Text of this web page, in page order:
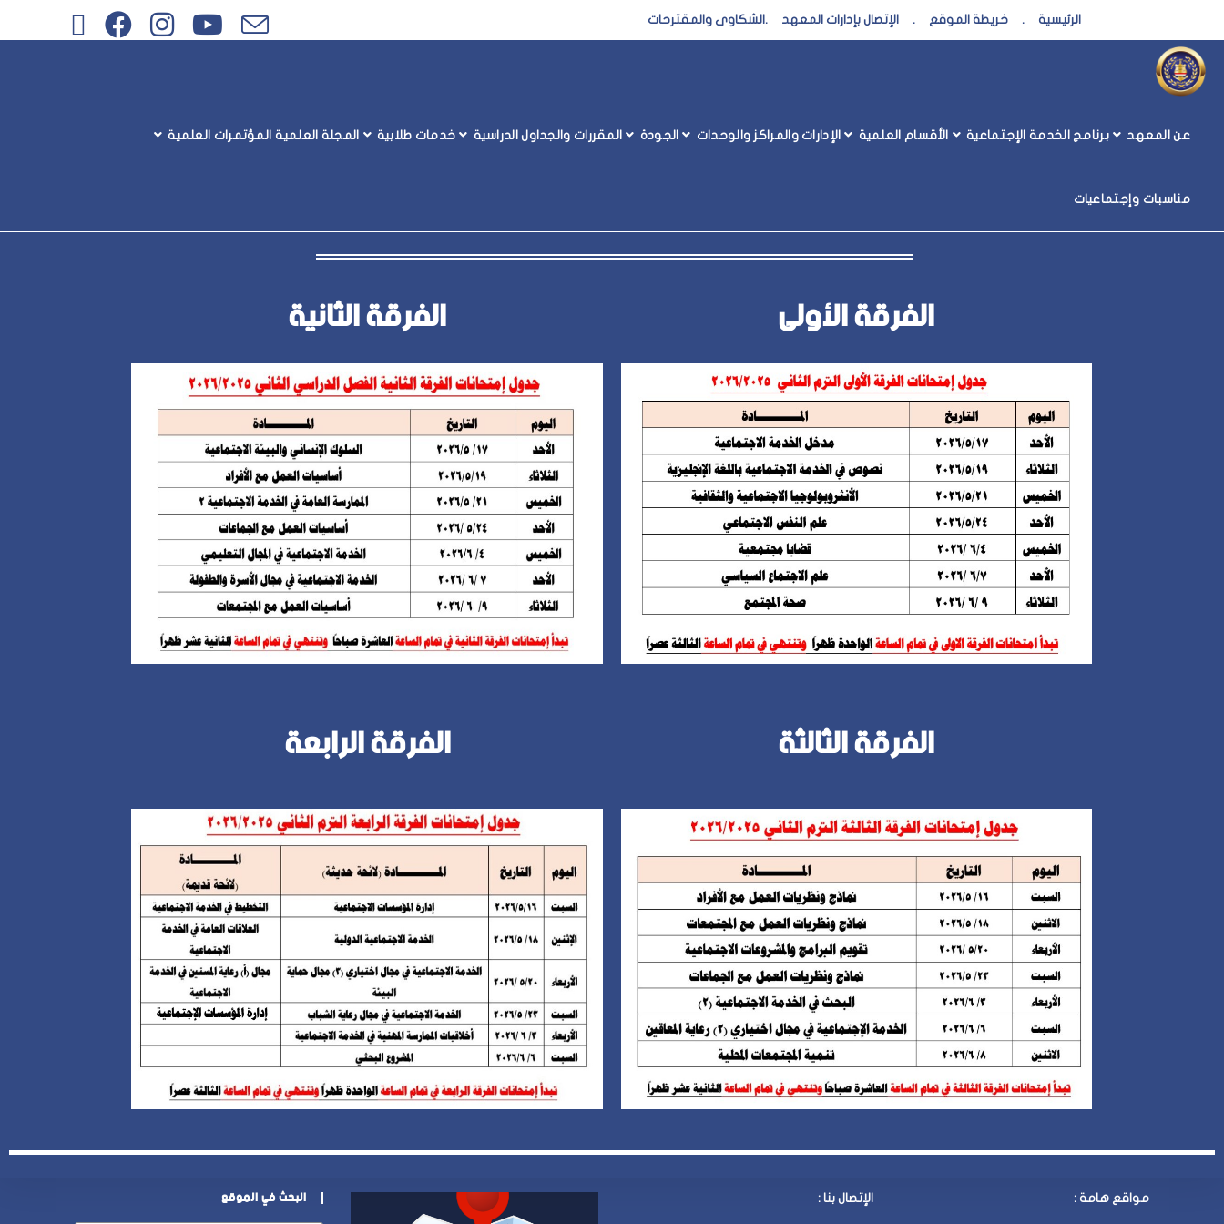
الرئيسية . خريطة الموقع . الإتصال بإدارات المعهد . الشكاوى والمقترحات
عن المعهد برنامج الخدمة الإجتماعية الأقسام العلمية الإدارات والمراكز والوحدات الجودة المقررات والجداول الدراسية خدمات طلابية المجلة العلمية المؤتمرات العلمية
مناسبات وإجتماعيات
جداول الإمتحانات
الفرقة الأولى الفرقة الثانية
الفرقة الثالثة الفرقة الرابعة
مواقع هامة : الإتصال بنا : البحث في الموقع